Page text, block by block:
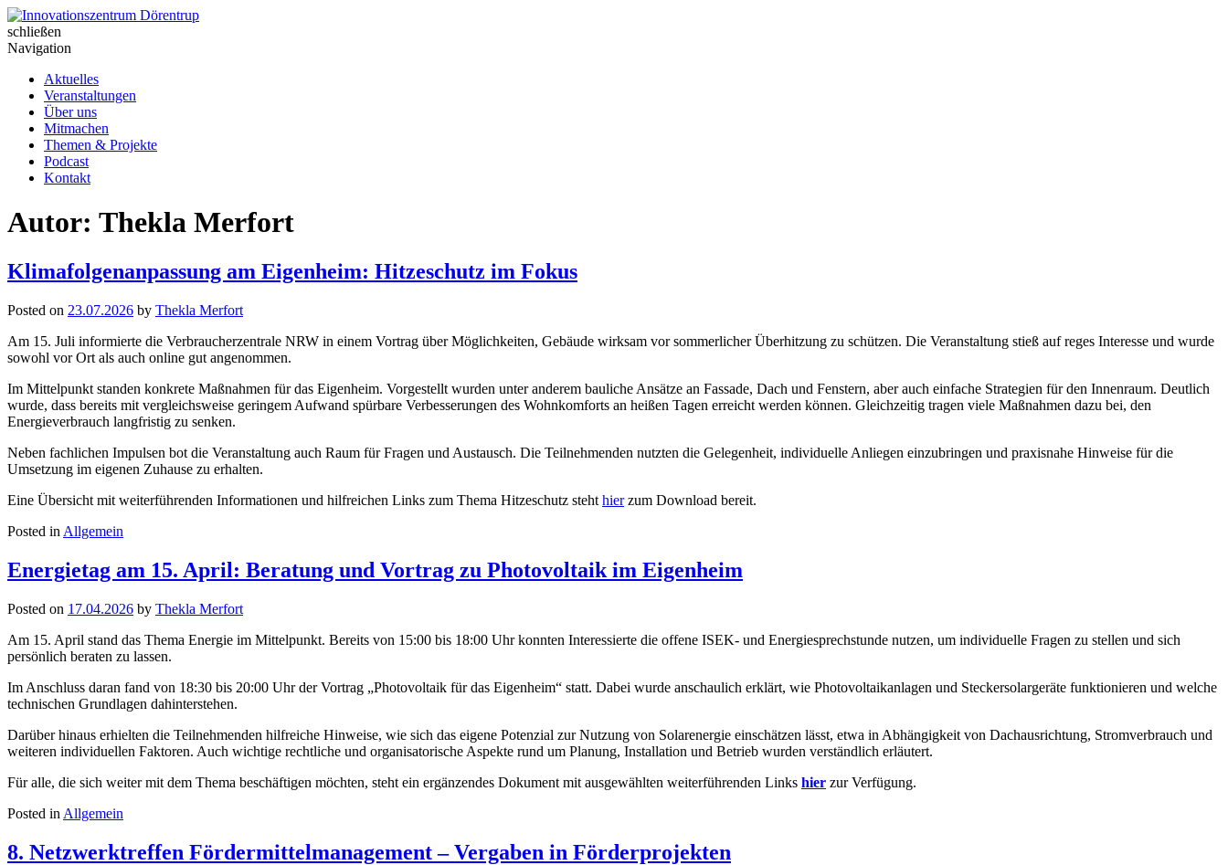
Skip
to
content
Innovationszentrum Dörentrup
schließen
Navigation
Aktuelles
Veranstaltungen
Über uns
Mitmachen
Themen & Projekte
Podcast
Kontakt
Autor: Thekla Merfort
Klimafolgenanpassung am Eigenheim: Hitzeschutz im Fokus
Posted on 23.07.2026 by Thekla Merfort
Am 15. Juli informierte die Verbraucherzentrale NRW in einem Vortrag über Möglichkeiten, Gebäude wirksam vor sommerlicher Überhitzung zu schützen. Die Veranstaltung stieß auf reges Interesse und wurde
sowohl vor Ort als auch online gut angenommen.
Im Mittelpunkt standen konkrete Maßnahmen für das Eigenheim. Vorgestellt wurden unter anderem bauliche Ansätze an Fassade, Dach und Fenstern, aber auch einfache Strategien für den Innenraum. Deutlich
wurde, dass bereits mit vergleichsweise geringem Aufwand spürbare Verbesserungen des Wohnkomforts an heißen Tagen erreicht werden können. Gleichzeitig tragen viele Maßnahmen dazu bei, den
Energieverbrauch langfristig zu senken.
Neben fachlichen Impulsen bot die Veranstaltung auch Raum für Fragen und Austausch. Die Teilnehmenden nutzten die Gelegenheit, individuelle Anliegen einzubringen und praxisnahe Hinweise für die
Umsetzung im eigenen Zuhause zu erhalten.
Eine Übersicht mit weiterführenden Informationen und hilfreichen Links zum Thema Hitzeschutz steht hierzum Download bereit.
Posted in Allgemein
Energietag am 15. April: Beratung und Vortrag zu Photovoltaik im Eigenheim
Posted on 17.04.2026 by Thekla Merfort
Am 15. April stand das Thema Energie im Mittelpunkt. Bereits von 15:00 bis 18:00 Uhr konnten Interessierte die offene ISEK- und Energiesprechstunde nutzen, um individuelle Fragen zu stellen und sich
persönlich beraten zu lassen.
Im Anschluss daran fand von 18:30 bis 20:00 Uhr der Vortrag „Photovoltaik für das Eigenheim“ statt. Dabei wurde anschaulich erklärt, wie Photovoltaikanlagen und Steckersolargeräte funktionieren und welche
technischen Grundlagen dahinterstehen.
Darüber hinaus erhielten die Teilnehmenden hilfreiche Hinweise, wie sich das eigene Potenzial zur Nutzung von Solarenergie einschätzen lässt, etwa in Abhängigkeit von Dachausrichtung, Stromverbrauch und
weiteren individuellen Faktoren. Auch wichtige rechtliche und organisatorische Aspekte rund um Planung, Installation und Betrieb wurden verständlich erläutert.
Für alle, die sich weiter mit dem Thema beschäftigen möchten, steht ein ergänzendes Dokument mit ausgewählten weiterführenden Links hier zur Verfügung.
Posted in Allgemein
8. Netzwerktreffen Fördermittelmanagement – Vergaben in Förderprojekten